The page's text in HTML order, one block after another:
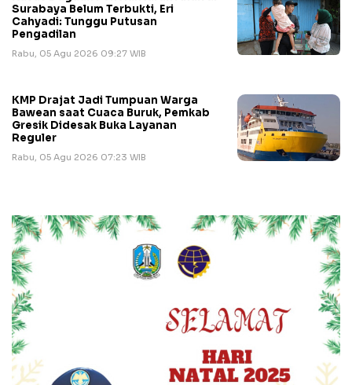
Surabaya Belum Terbukti, Eri
Cahyadi: Tunggu Putusan
Pengadilan
Rabu, 05 Agu 2026 09:27 WIB
KMP Drajat Jadi Tumpuan Warga
Bawean saat Cuaca Buruk, Pemkab
Gresik Didesak Buka Layanan
Reguler
Rabu, 05 Agu 2026 07:23 WIB